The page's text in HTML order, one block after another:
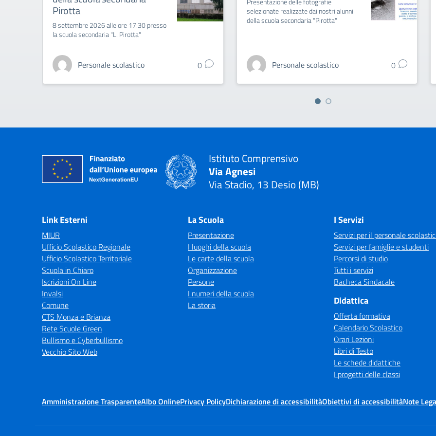
Pirotta
8 settembre 2026 alle ore 17:30 presso
la scuola secondaria "L. Pirotta"
Personale scolastico 0
selezionate realizzate dai nostri alunni
della scuola secondaria "Pirotta"
Personale scolastico 0
Istituto Comprensivo
Via Agnesi
Via Stadio, 13 Desio (MB)
Link Esterni
MIUR
Ufficio Scolastico Regionale
Ufficio Scolastico Territoriale
Scuola in Chiaro
Iscrizioni On Line
Invalsi
Comune
CTS Monza e Brianza
Rete Scuole Green
Bullismo e Cyberbullismo
Vecchio Sito Web
La Scuola
Presentazione
I luoghi della scuola
Le carte della scuola
Organizzazione
Persone
I numeri della scuola
La storia
I Servizi
Servizi per il personale
Servizi per famiglie e studenti
Percorsi di studio
Tutti i servizi
Bacheca Sindacale
Didattica
Offerta formativa
Calendario Scolastico
Orari Lezioni
Libri di Testo
Le schede didattiche
I progetti delle classi
Amministrazione TrasparenteAlbo OnlinePrivacy PolicyDichiarazione di accessibilitàObiettivi di accessibilitàNote